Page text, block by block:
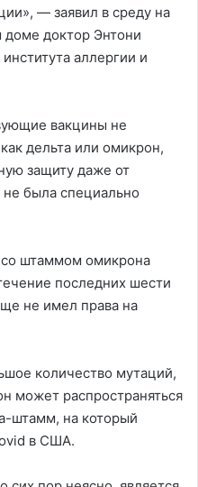
— заявил в среду на
доктор Энтони
аллергии и
вакцины не
дельта или омикрон,
защиту даже от
была специально
со штаммом омикрона
последних шести
не имел права на
количество мутаций,
может распространяться
штамм, на который
в США.